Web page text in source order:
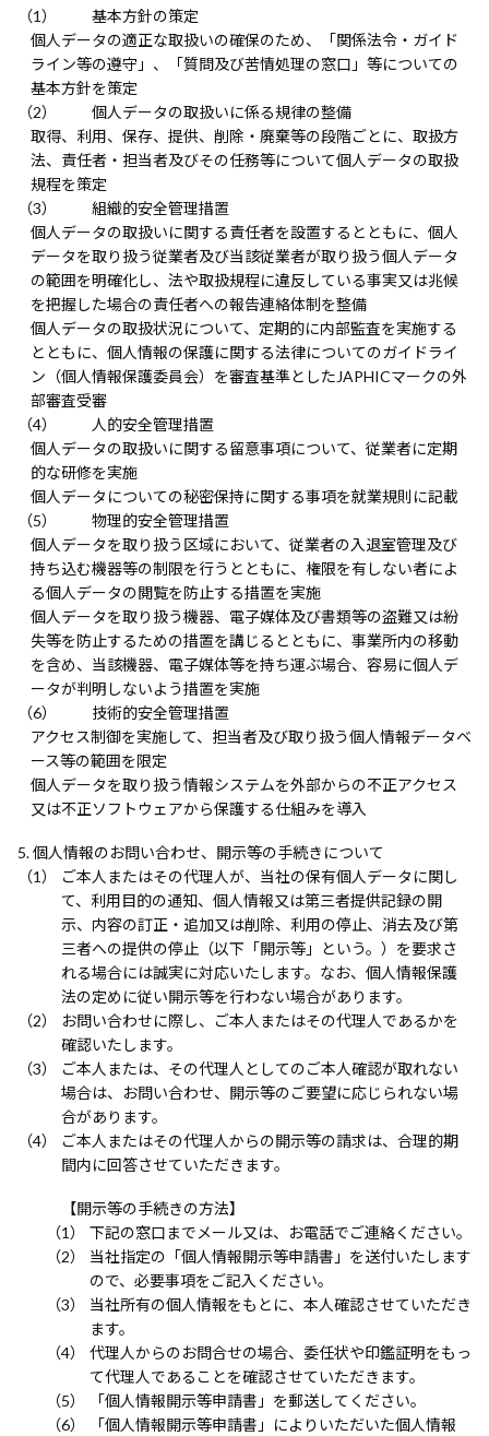
基本方針の策定
個人データの適正な取扱いの確保のため、「関係法令・ガイド
ライン等の遵守」、「質問及び苦情処理の窓口」等についての
基本方針を策定
個人データの取扱いに係る規律の整備
取得、利用、保存、提供、削除・廃棄等の段階ごとに、取扱方
法、責任者・担当者及びその任務等について個人データの取扱
規程を策定
組織的安全管理措置
個人データの取扱いに関する責任者を設置するとともに、個人
データを取り扱う従業者及び当該従業者が取り扱う個人データ
の範囲を明確化し、法や取扱規程に違反している事実又は兆候
を把握した場合の責任者への報告連絡体制を整備
個人データの取扱状況について、定期的に内部監査を実施する
とともに、個人情報の保護に関する法律についてのガイドライ
ン（個人情報保護委員会）を審査基準としたJAPHICマークの外
部審査受審
人的安全管理措置
個人データの取扱いに関する留意事項について、従業者に定期
的な研修を実施
個人データについての秘密保持に関する事項を就業規則に記載
物理的安全管理措置
個人データを取り扱う区域において、従業者の入退室管理及び
持ち込む機器等の制限を行うとともに、権限を有しない者によ
る個人データの閲覧を防止する措置を実施
個人データを取り扱う機器、電子媒体及び書類等の盗難又は紛
失等を防止するための措置を講じるとともに、事業所内の移動
を含め、当該機器、電子媒体等を持ち運ぶ場合、容易に個人デ
ータが判明しないよう措置を実施
技術的安全管理措置
アクセス制御を実施して、担当者及び取り扱う個人情報データベ
ース等の範囲を限定
個人データを取り扱う情報システムを外部からの不正アクセス
又は不正ソフトウェアから保護する仕組みを導入
個人情報のお問い合わせ、開示等の手続きについて
ご本人またはその代理人が、当社の保有個人データに関し
て、利用目的の通知、個人情報又は第三者提供記録の開
示、内容の訂正・追加又は削除、利用の停止、消去及び第
三者への提供の停止（以下「開示等」という。）を要求さ
れる場合には誠実に対応いたします。なお、個人情報保護
法の定めに従い開示等を行わない場合があります。
お問い合わせに際し、ご本人またはその代理人であるかを
確認いたします。
ご本人または、その代理人としてのご本人確認が取れない
場合は、お問い合わせ、開示等のご要望に応じられない場
合があります。
ご本人またはその代理人からの開示等の請求は、合理的期
間内に回答させていただきます。
【開示等の手続きの方法】
下記の窓口までメール又は、お電話でご連絡ください。
当社指定の「個人情報開示等申請書」を送付いたします
ので、必要事項をご記入ください。
当社所有の個人情報をもとに、本人確認させていただき
ます。
代理人からのお問合せの場合、委任状や印鑑証明をもっ
て代理人であることを確認させていただきます。
「個人情報開示等申請書」を郵送してください。
「個人情報開示等申請書」によりいただいた個人情報